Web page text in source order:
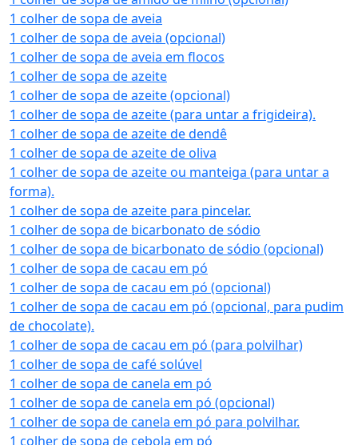
1 colher de sopa de aveia
1 colher de sopa de aveia (opcional)
1 colher de sopa de aveia em flocos
1 colher de sopa de azeite
1 colher de sopa de azeite (opcional)
1 colher de sopa de azeite (para untar a frigideira).
1 colher de sopa de azeite de dendê
1 colher de sopa de azeite de oliva
1 colher de sopa de azeite ou manteiga (para untar a
forma).
1 colher de sopa de azeite para pincelar.
1 colher de sopa de bicarbonato de sódio
1 colher de sopa de bicarbonato de sódio (opcional)
1 colher de sopa de cacau em pó
1 colher de sopa de cacau em pó (opcional)
1 colher de sopa de cacau em pó (opcional, para pudim
de chocolate).
1 colher de sopa de cacau em pó (para polvilhar)
1 colher de sopa de café solúvel
1 colher de sopa de canela em pó
1 colher de sopa de canela em pó (opcional)
1 colher de sopa de canela em pó para polvilhar.
1 colher de sopa de cebola em pó